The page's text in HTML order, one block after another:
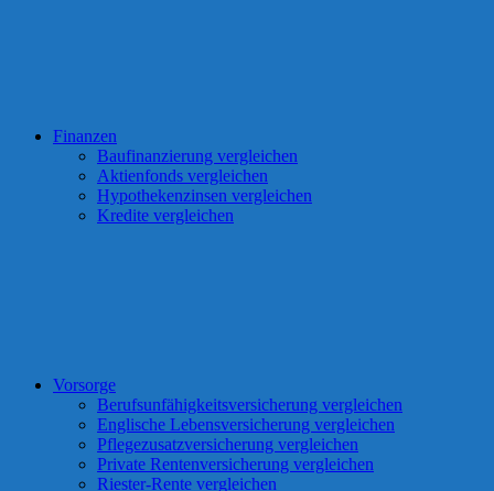
Finanzen
Baufinanzierung vergleichen
Aktienfonds vergleichen
Hypothekenzinsen vergleichen
Kredite vergleichen
Vorsorge
Berufsunfähigkeitsversicherung vergleichen
Englische Lebensversicherung vergleichen
Pflegezusatzversicherung vergleichen
Private Rentenversicherung vergleichen
Riester-Rente vergleichen